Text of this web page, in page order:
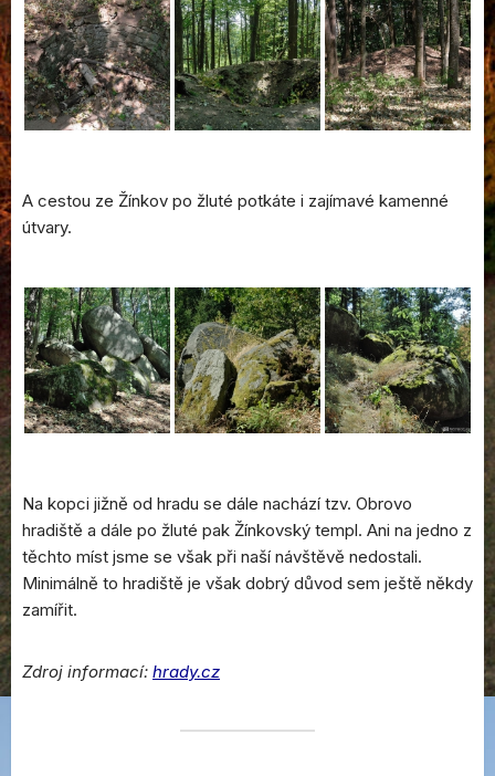
A cestou ze Žínkov po žluté potkáte i zajímavé kamenné
útvary.
Na kopci jižně od hradu se dále nachází tzv. Obrovo
hradiště a dále po žluté pak Žínkovský templ. Ani na jedno z
těchto míst jsme se však při naší návštěvě nedostali.
Minimálně to hradiště je však dobrý důvod sem ještě někdy
zamířit.
Zdroj informací: hrady.cz